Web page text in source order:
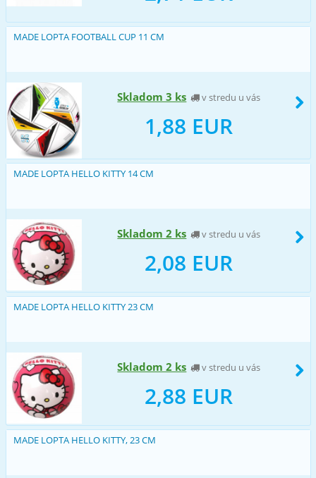
MADE LOPTA FOOTBALL CUP 11 CM
Skladom 3 ks v stredu u vás
1,88 EUR
MADE LOPTA HELLO KITTY 14 CM
Skladom 2 ks v stredu u vás
2,08 EUR
MADE LOPTA HELLO KITTY 23 CM
Skladom 2 ks v stredu u vás
2,88 EUR
MADE LOPTA HELLO KITTY, 23 CM